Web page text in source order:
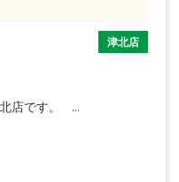
津北店
店です。 ...